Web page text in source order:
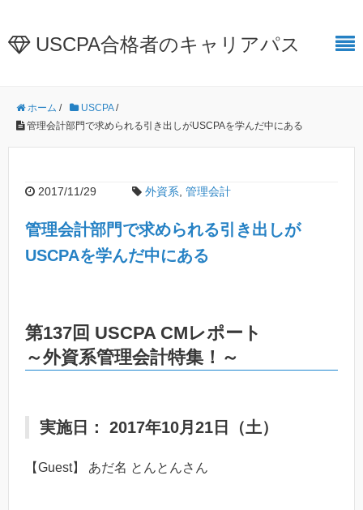
USCPA合格者のキャリアパス
ホーム / USCPA/
管理会計部門で求められる引き出しがUSCPAを学んだ中にある
2017/11/29 外資系 管理会計
管理会計部門で求められる引き出しが
USCPAを学んだ中にある
第137回 USCPA CMレポート
～外資系管理会計特集！～
実施日： 2017年10月21日（土）
【Guest】 あだ名 とんとんさん